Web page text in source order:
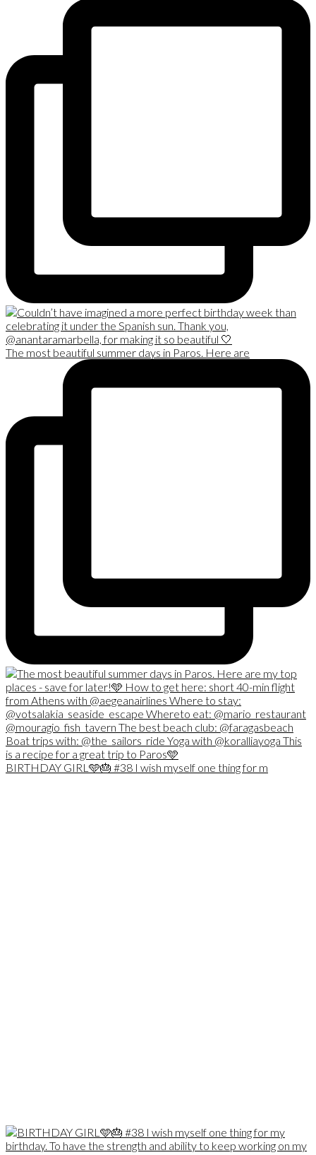
The most beautiful summer days in Paros. Here are
BIRTHDAY GIRL🩵🎂 #38 I wish myself one thing for m